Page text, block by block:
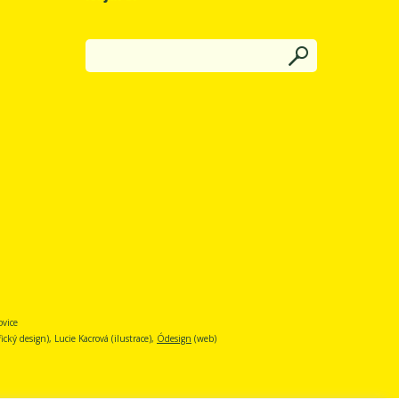
design), Lucie Kacrová (ilustrace), Ódesign (web)